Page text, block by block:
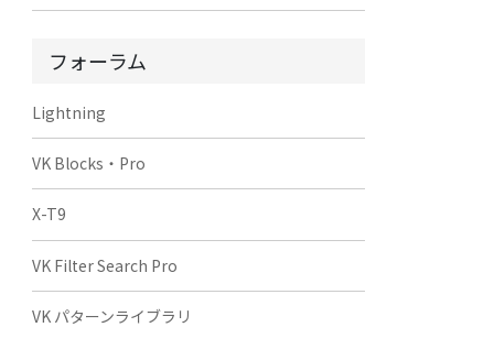
フォーラム
Lightning
VK Blocks・Pro
X-T9
VK Filter Search Pro
VK パターンライブラリ